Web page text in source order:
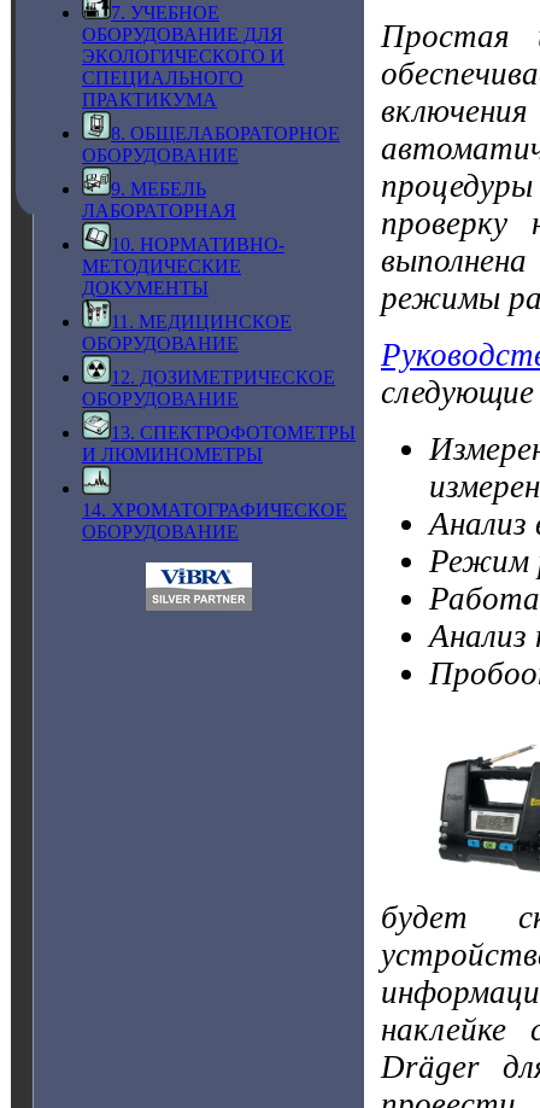
7. УЧЕБНОЕ
ОБОРУДОВАНИЕ ДЛЯ
ЭКОЛОГИЧЕСКОГО И
СПЕЦИАЛЬНОГО
ПРАКТИКУМА
8. ОБЩЕЛАБОРАТОРНОЕ
ОБОРУДОВАНИЕ
9. МЕБЕЛЬ
ЛАБОРАТОРНАЯ
10. НОРМАТИВНО-
МЕТОДИЧЕСКИЕ
ДОКУМЕНТЫ
11. МЕДИЦИНСКОЕ
ОБОРУДОВАНИЕ
12. ДОЗИМЕТРИЧЕСКОЕ
ОБОРУДОВАНИЕ
13. СПЕКТРОФОТОМЕТРЫ
И ЛЮМИНОМЕТРЫ
14. ХРОМАТОГРАФИЧЕСКОЕ
ОБОРУДОВАНИЕ
Простая
режимы
Анализ
Режим
Работа
Анализ
будет
Dräger